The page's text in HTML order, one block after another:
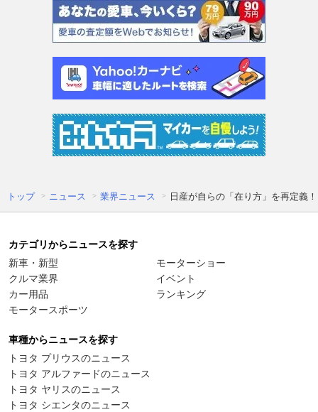
トップ ニュース 業界ニュース 日産が自らの「在り方」を再定義
カテゴリからニュースを探す
新車・新型
クルマ業界
カー用品
モータースポーツ
モーターショー
イベント
ランキング
車種からニュースを探す
トヨタ プリウスのニュース
トヨタ アルファードのニュース
トヨタ ヤリスのニュース
トヨタ シエンタのニュース